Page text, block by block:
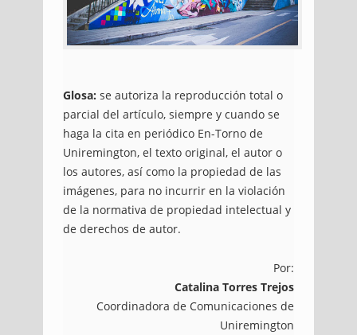
Glosa: se autoriza la reproducción total o
parcial del artículo, siempre y cuando se
haga la cita en periódico En-Torno de
Uniremington, el texto original, el autor o
los autores, así como la propiedad de las
imágenes, para no incurrir en la violación
de la normativa de propiedad intelectual y
de derechos de autor.
Por:
Catalina Torres Trejos
Coordinadora de Comunicaciones de
Uniremington